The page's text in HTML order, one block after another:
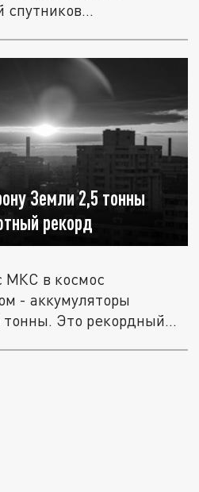
спутников...
Земли 2,5 тонны
рекорд
МКС в космос
- аккумуляторы
Это рекордный...